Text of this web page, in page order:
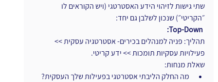
שתי גישות לזיהוי הידע האסטרטגי (ויש הקוראים לו
״הקריטי״) שנכון לשלבן גם יחד:
Top-Down:
תהליך: פניה למנהלים בכירים- אסטרטגיה עסקית >>
פעילויות עסקיות תומכות >> ידע קריטי.
שאלת מנחות:
מה החלק הליבתי אסטרטגי בפעילות שלך העסקית?